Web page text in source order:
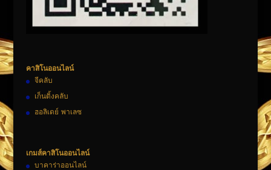
คาสิโนออนไลน์
จีคลับ
เก็นติ้งคลับ
ฮอลิเดย์ พาเลซ
เกมส์คาสิโนออนไลน์
บาคาร่าออนไลน์